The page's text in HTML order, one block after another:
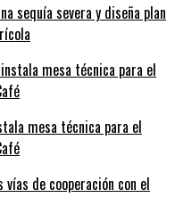
sequía severa y diseña plan
mesa técnica para el